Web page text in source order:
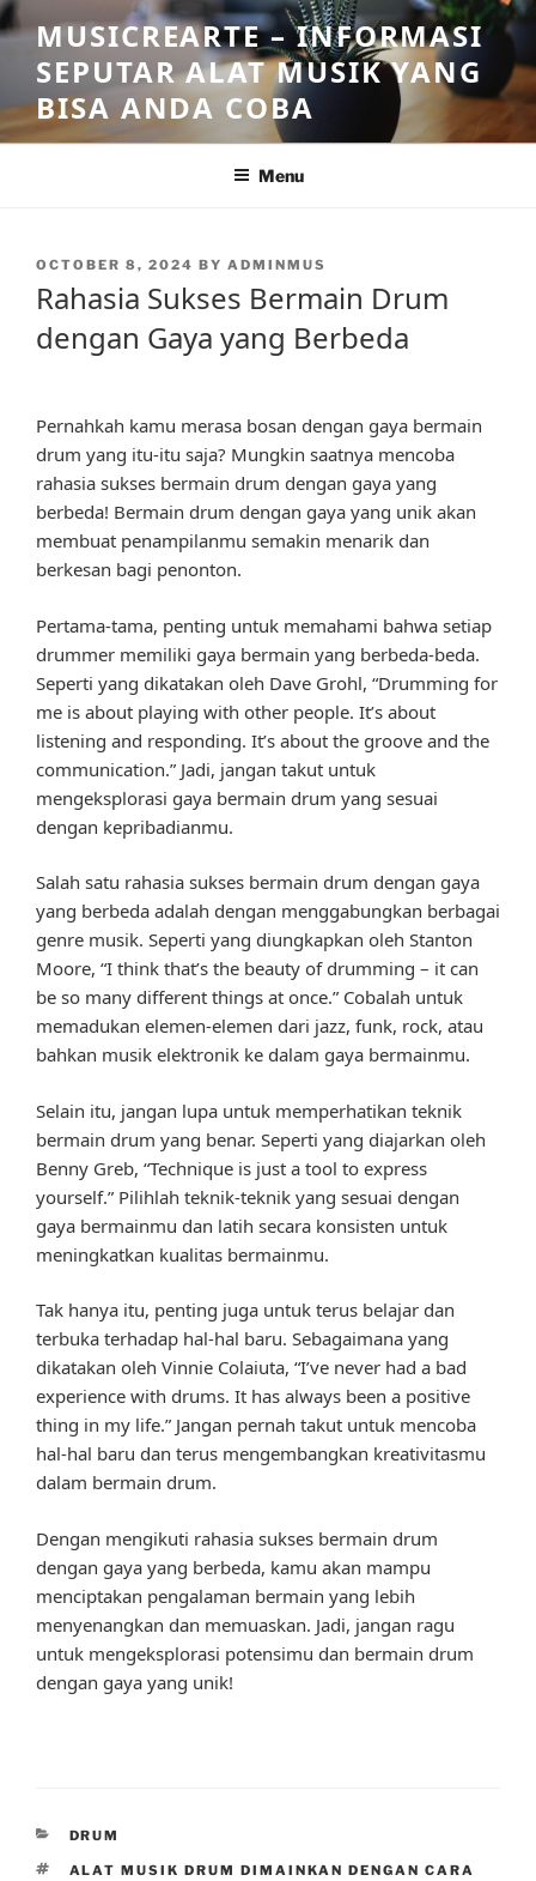
Skip
to
content
MUSICREARTE – INFORMASI
SEPUTAR ALAT MUSIK YANG
BISA ANDA COBA
Menu
POSTED
OCTOBER 8, 2024 BY ADMINMUS
Rahasia Sukses Bermain Drum
dengan Gaya yang Berbeda
Pernahkah kamu merasa bosan dengan gaya bermain
drum yang itu-itu saja? Mungkin saatnya mencoba
rahasia sukses bermain drum dengan gaya yang
berbeda! Bermain drum dengan gaya yang unik akan
membuat penampilanmu semakin menarik dan
berkesan bagi penonton.
Pertama-tama, penting untuk memahami bahwa setiap
drummer memiliki gaya bermain yang berbeda-beda.
Seperti yang dikatakan oleh Dave Grohl, “Drumming for
me is about playing with other people. It’s about
listening and responding. It’s about the groove and the
communication.” Jadi, jangan takut untuk
mengeksplorasi gaya bermain drum yang sesuai
dengan kepribadianmu.
Salah satu rahasia sukses bermain drum dengan gaya
yang berbeda adalah dengan menggabungkan berbagai
genre musik. Seperti yang diungkapkan oleh Stanton
Moore, “I think that’s the beauty of drumming – it can
be so many different things at once.” Cobalah untuk
memadukan elemen-elemen dari jazz, funk, rock, atau
bahkan musik elektronik ke dalam gaya bermainmu.
Selain itu, jangan lupa untuk memperhatikan teknik
bermain drum yang benar. Seperti yang diajarkan oleh
Benny Greb, “Technique is just a tool to express
yourself.” Pilihlah teknik-teknik yang sesuai dengan
gaya bermainmu dan latih secara konsisten untuk
meningkatkan kualitas bermainmu.
Tak hanya itu, penting juga untuk terus belajar dan
terbuka terhadap hal-hal baru. Sebagaimana yang
dikatakan oleh Vinnie Colaiuta, “I’ve never had a bad
experience with drums. It has always been a positive
thing in my life.” Jangan pernah takut untuk mencoba
hal-hal baru dan terus mengembangkan kreativitasmu
dalam bermain drum.
Dengan mengikuti rahasia sukses bermain drum
dengan gaya yang berbeda, kamu akan mampu
menciptakan pengalaman bermain yang lebih
menyenangkan dan memuaskan. Jadi, jangan ragu
untuk mengeksplorasi potensimu dan bermain drum
dengan gaya yang unik!
CATEGORIES
DRUM
TAGS
ALAT MUSIK DRUM DIMAINKAN DENGAN CARA